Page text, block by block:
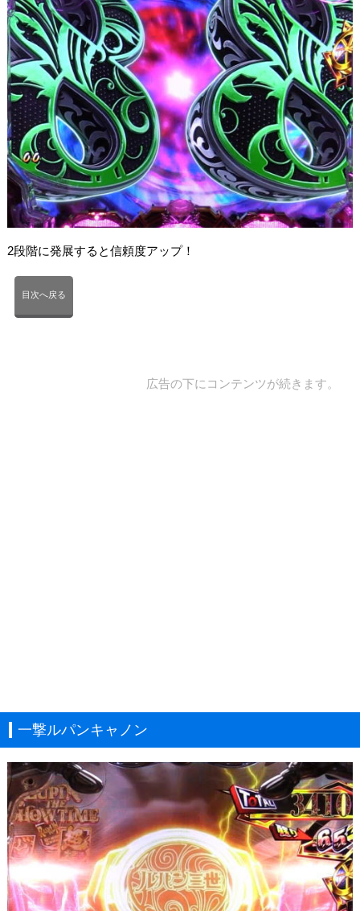
2段階に発展すると信頼度アップ！
目次へ戻る
広告の下にコンテンツが続きます。
一撃ルパンキャノン